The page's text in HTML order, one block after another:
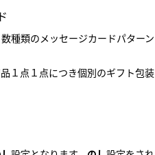
種類のメッセージカードパターン
１点１点につき個別のギフト包装